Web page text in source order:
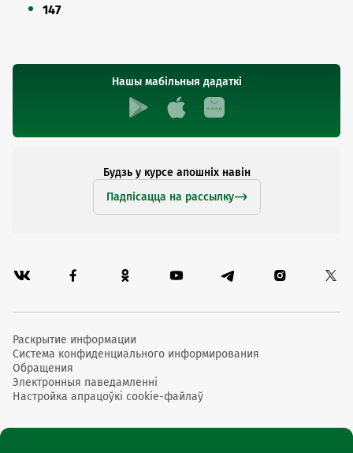
147
Нашы мабільныя дадаткі
Будзь у курсе апошніх навін
Падпісацца на рассылку
Раскрытие информации
Система конфиденциального информирования
Обращения
Электронныя паведамленні
Настройка апрацоўкі cookie-файлаў